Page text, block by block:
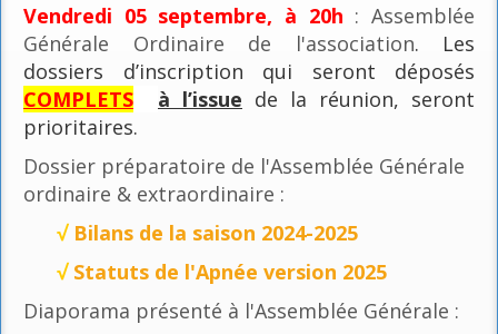
Vendredi 05 septembre, à 20h : Assemblée
Générale Ordinaire de l'association. Les
dossiers d’inscription qui seront déposés
COMPLETS
à l’issue de la réunion, seront
prioritaires.
Dossier préparatoire de l'Assemblée Générale
ordinaire & extraordinaire :
√ Bilans de la saison 2024-2025
√ Statuts de l'Apnée version 2025
Diaporama présenté à l'Assemblée Générale :